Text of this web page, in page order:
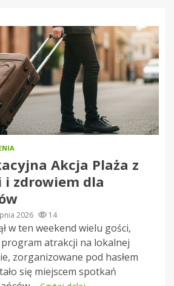
Akcja Plaża z
zdrowiem dla
2026 14
w ten weekend wielu gości,
atrakcji na lokalnej
zorganizowane pod hasłem
się miejscem spotkań